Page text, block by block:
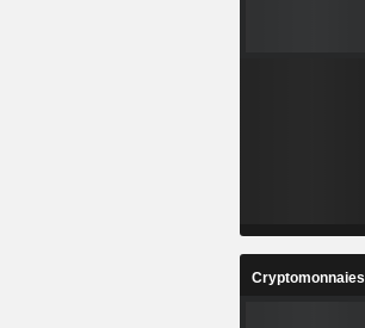
Cryptomonnaies